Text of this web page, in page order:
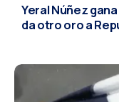
Yeral Núñez
da otro oro a